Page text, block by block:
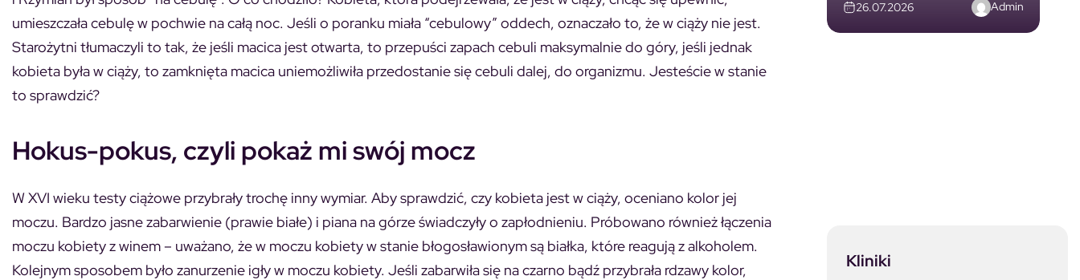
umieszczała cebulę w pochwie na całą noc. Jeśli o poranku miała “cebulowy” oddech, oznaczało to, że w ciąży nie jest.
Starożytni tłumaczyli to tak, że jeśli macica jest otwarta, to przepuści zapach cebuli maksymalnie do góry, jeśli jednak
kobieta była w ciąży, to zamknięta macica uniemożliwiła przedostanie się cebuli dalej, do organizmu. Jesteście w stanie
to sprawdzić?
Hokus-pokus, czyli pokaż mi swój mocz
W XVI wieku testy ciążowe przybrały trochę inny wymiar. Aby sprawdzić, czy kobieta jest w ciąży, oceniano kolor jej
moczu. Bardzo jasne zabarwienie (prawie białe) i piana na górze świadczyły o zapłodnieniu. Próbowano również łączenia
moczu kobiety z winem – uważano, że w moczu kobiety w stanie błogosławionym są białka, które reagują z alkoholem.
Kolejnym sposobem było zanurzenie igły w moczu kobiety. Jeśli zabarwiła się na czarno bądź przybrała rdzawy kolor,
26.07.2026 Admin
Kliniki